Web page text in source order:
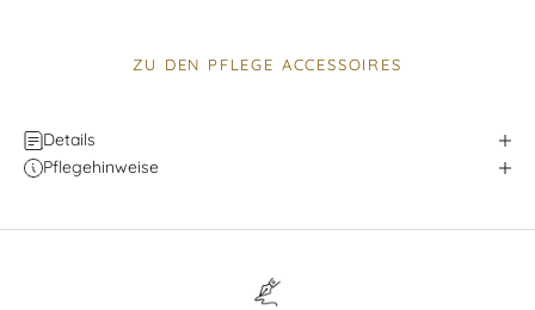
ZU DEN PFLEGE ACCESSOIRES
Details
Pflegehinweise